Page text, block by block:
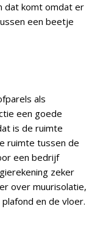
dat komt omdat er
een beetje
als
een goede
is de ruimte
ruimte tussen de
een bedrijf
zeker
over muurisolatie,
en de vloer.